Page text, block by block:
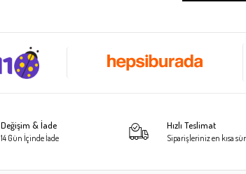
Değişim & İade
14 Gün İçinde İade
Hızlı Teslimat
Siparişleriniz en kısa